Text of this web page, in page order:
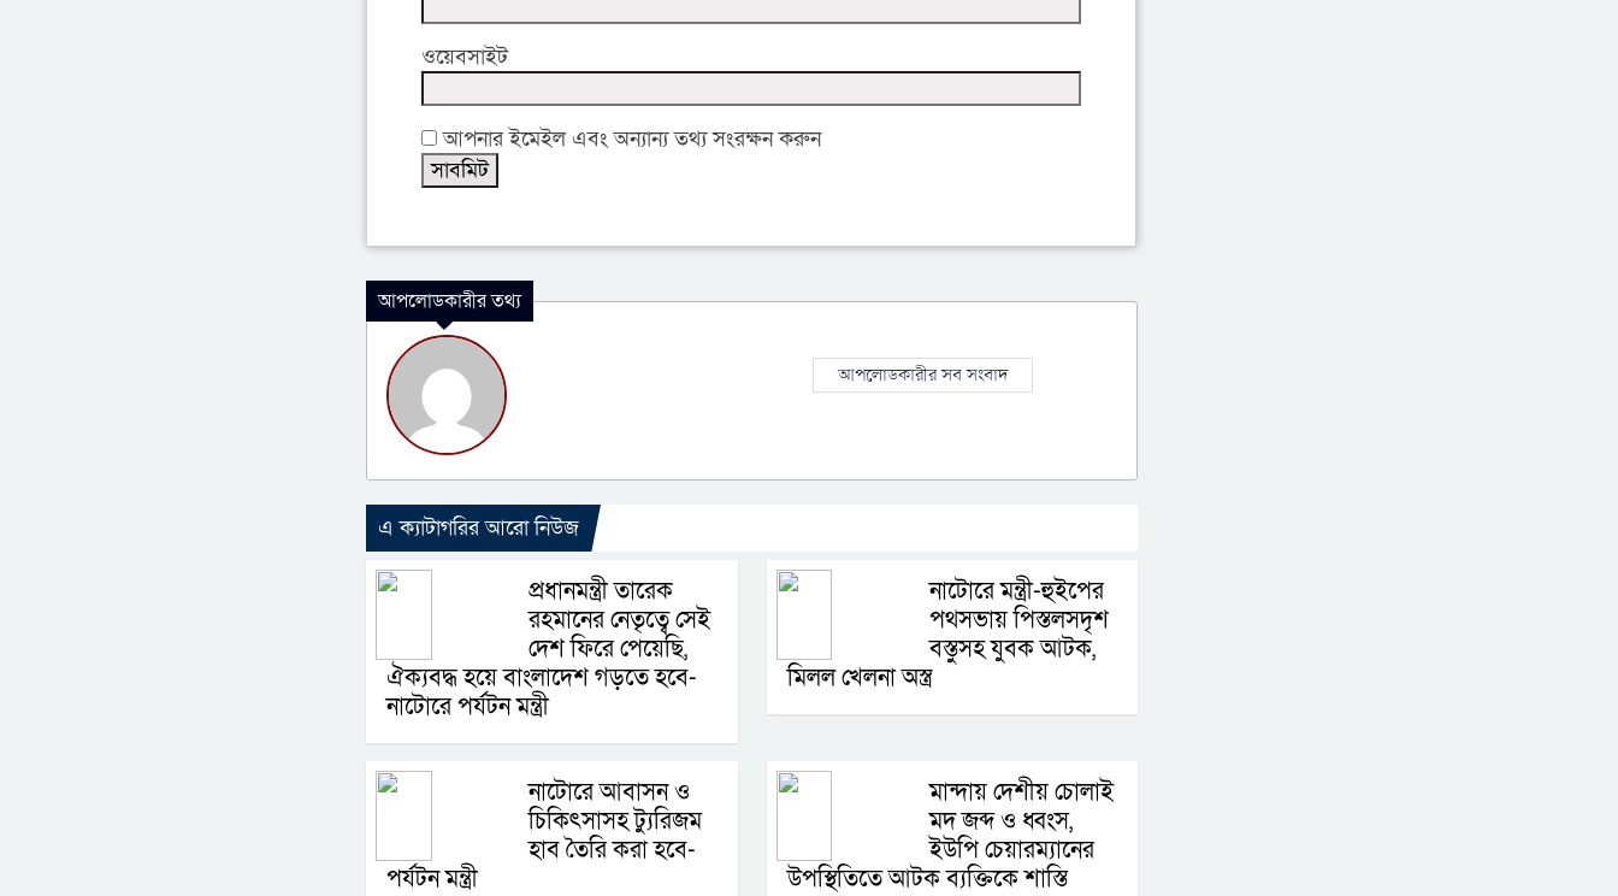
ওয়েবসাইট
আপনার ইমেইল এবং অন্যান্য তথ্য সংরক্ষন করুন
আপলোডকারীর তথ্য
আপলোডকারীর সব সংবাদ
এ ক্যাটাগরির আরো নিউজ
প্রধানমন্ত্রী তারেক
রহমানের নেতৃত্বে সেই
দেশ ফিরে পেয়েছি,
ঐক্যবদ্ধ হয়ে বাংলাদেশ গড়তে হবে-
নাটোরে পর্যটন মন্ত্রী
নাটোরে মন্ত্রী-হুইপের
পথসভায় পিস্তলসদৃশ
বস্তুসহ যুবক আটক,
মিলল খেলনা অস্ত্র
নাটোরে আবাসন ও
চিকিৎসাসহ ট্যুরিজম
হাব তৈরি করা হবে-
পর্যটন মন্ত্রী
মান্দায় দেশীয় চোলাই
মদ জব্দ ও ধ্বংস,
ইউপি চেয়ারম্যানের
উপস্থিতিতে আটক ব্যক্তিকে শাস্তি